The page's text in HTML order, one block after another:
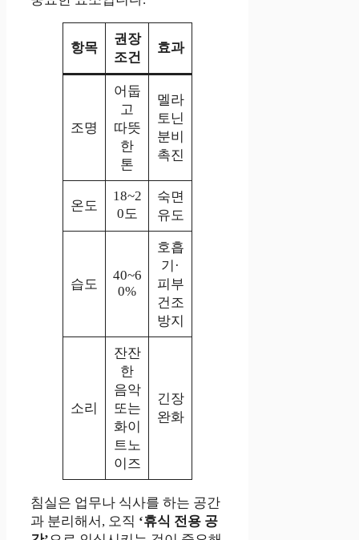
항목
권장
조건
효과
조명
어둡
고
따뜻
한
톤
멜라
토닌
분비
촉진
온도
18~2
0도
숙면
유도
습도
40~6
0%
호흡
기·
피부
건조
방지
소리
잔잔
한
음악
또는
화이
트노
이즈
긴장
완화
침실은 업무나 식사를 하는 공간
과 분리해서, 오직 ‘휴식 전용 공